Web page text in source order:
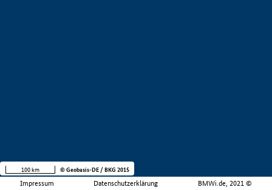
Impressum Datenschutzerklärung BMWi.de, 2021 ©
100 km © Geobasis-DE / BKG 2015